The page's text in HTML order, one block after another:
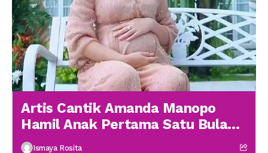
Artis Cantik Amanda Manopo
Hamil Anak Pertama Satu Bulan
menikah
Ismaya Rosita